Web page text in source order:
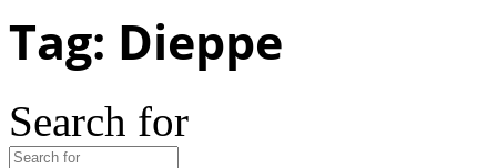
Tag: Dieppe
Search for